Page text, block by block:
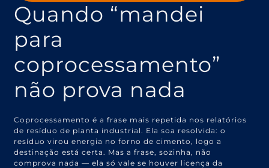
Quando “mandei
para
coprocessamento”
não prova nada
Coprocessamento é a frase mais repetida nos relatórios
de resíduo de planta industrial. Ela soa resolvida: o
resíduo virou energia no forno de cimento, logo a
destinação está certa. Mas a frase, sozinha, não
comprova nada — ela só vale se houver licença da